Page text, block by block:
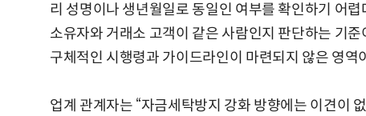
리 성명이나 생년월일로 동일인 여부를 확인하기 어
소유자와 거래소 고객이 같은 사람인지 판단하는 기
구체적인 시행령과 가이드라인이 마련되지 않은 영역
업계 관계자는 “자금세탁방지 강화 방향에는 이견이